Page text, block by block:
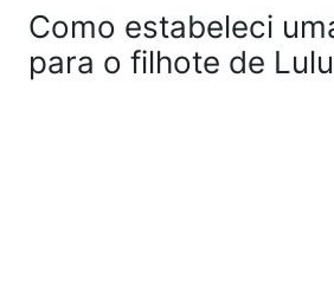
Como estabeleci
para o filhote de Lulu